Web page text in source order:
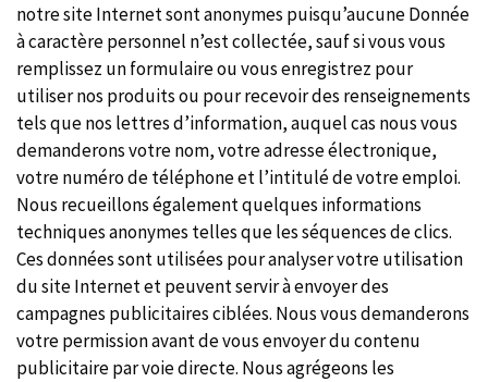
notre site Internet sont anonymes puisqu’aucune Donnée
à caractère personnel n’est collectée, sauf si vous vous
remplissez un formulaire ou vous enregistrez pour
utiliser nos produits ou pour recevoir des renseignements
tels que nos lettres d’information, auquel cas nous vous
demanderons votre nom, votre adresse électronique,
votre numéro de téléphone et l’intitulé de votre emploi.
Nous recueillons également quelques informations
techniques anonymes telles que les séquences de clics.
Ces données sont utilisées pour analyser votre utilisation
du site Internet et peuvent servir à envoyer des
campagnes publicitaires ciblées. Nous vous demanderons
votre permission avant de vous envoyer du contenu
publicitaire par voie directe. Nous agrégeons les